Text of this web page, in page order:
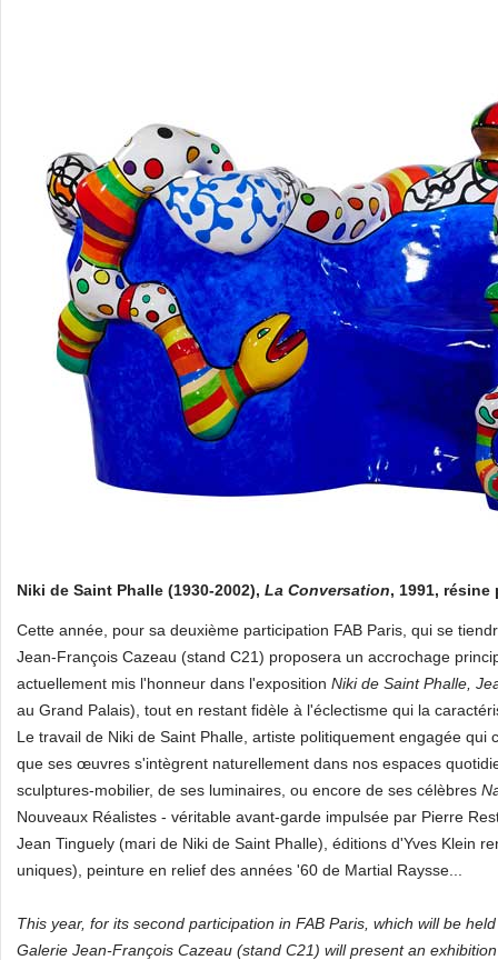
Niki de Saint Phalle (1930-2002), La Conversation, 1991, résine
Cette année, pour sa deuxième participation FAB Paris, qui se
Jean-François Cazeau (stand C21) proposera un accrochage
actuellement mis l'honneur dans l'exposition Niki de Saint Phalle,
au Grand Palais), tout en restant fidèle à l'éclectisme qui la
Le travail de Niki de Saint Phalle, artiste politiquement engagée
que ses œuvres s'intègrent naturellement dans nos espaces
sculptures-mobilier, de ses luminaires, ou encore de ses célèbres
Nouveaux Réalistes - véritable avant-garde impulsée par Pierre
Jean Tinguely (mari de Niki de Saint Phalle), éditions d'Yves Klein
uniques), peinture en relief des années '60 de Martial Raysse...
This year, for its second participation in FAB Paris, which will be
Galerie Jean-François Cazeau (stand C21) will present an